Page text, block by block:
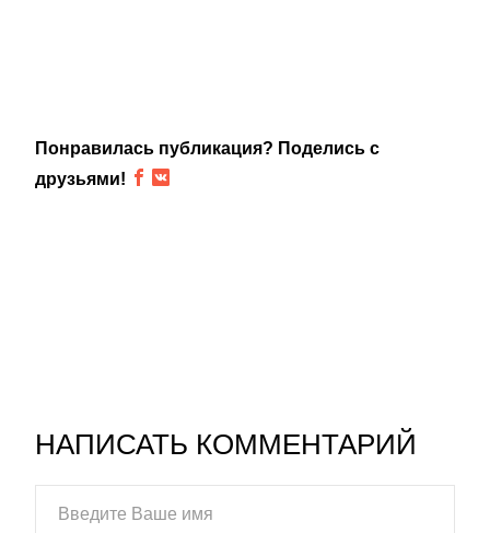
Понравилась публикация? Поделись с
друзьями!
НАПИСАТЬ КОММЕНТАРИЙ